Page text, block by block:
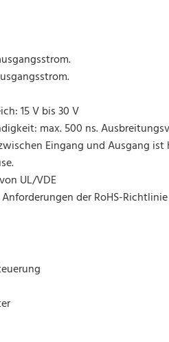
15 V bis 30 V
max. 500 ns.
Eingang und Ausgang ist
UL/VDE
der RoHS-